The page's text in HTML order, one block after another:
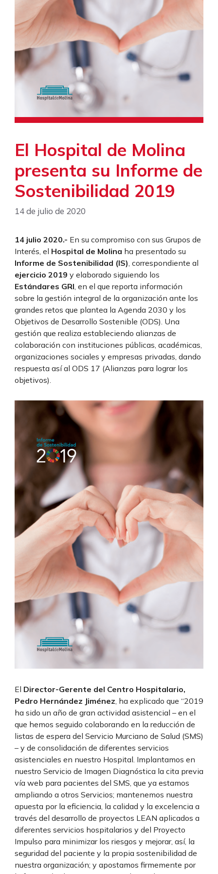
El Hospital de Molina
presenta su Informe de
Sostenibilidad 2019
14 de julio de 2020
14 julio 2020.- En su compromiso con sus Grupos de
Interés, el Hospital de Molina ha presentado su
Informe de Sostenibilidad (IS), correspondiente al
ejercicio 2019 y elaborado siguiendo los
Estándares GRI, en el que reporta información
sobre la gestión integral de la organización ante los
grandes retos que plantea la Agenda 2030 y los
Objetivos de Desarrollo Sostenible (ODS). Una
gestión que realiza estableciendo alianzas de
colaboración con instituciones públicas, académicas,
organizaciones sociales y empresas privadas, dando
respuesta así al ODS 17 (Alianzas para lograr los
objetivos).
El Director-Gerente del Centro Hospitalario,
Pedro Hernández Jiménez , ha explicado que “2019
ha sido un año de gran actividad asistencial – en el
que hemos seguido colaborando en la reducción de
listas de espera del Servicio Murciano de Salud (SMS)
– y de consolidación de diferentes servicios
asistenciales en nuestro Hospital. Implantamos en
nuestro Servicio de Imagen Diagnóstica la cita previa
vía web para pacientes del SMS, que ya estamos
ampliando a otros Servicios; mantenemos nuestra
apuesta por la eficiencia, la calidad y la excelencia a
través del desarrollo de proyectos LEAN aplicados a
diferentes servicios hospitalarios y del Proyecto
Impulso para minimizar los riesgos y mejorar, así, la
seguridad del paciente y la propia sostenibilidad de
nuestra organización; y apostamos firmemente por